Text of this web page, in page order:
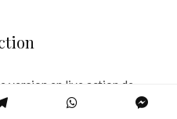
version en live action de
DeVito etColin Farrell. La